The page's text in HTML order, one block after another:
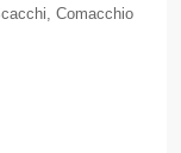
Comacchio